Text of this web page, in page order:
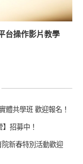
台操作影片教學
體共學班 歡迎報名！
招募中！
院新春特別活動歡迎